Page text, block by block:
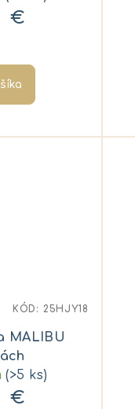
€
MALIBU
(>5 ks)
€
KÓD: 25HJY18